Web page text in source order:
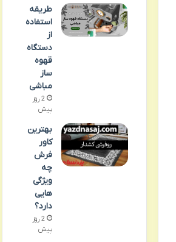
طریقه
استفاده
از
دستگاه
قهوه
ساز
مباشی
2 روز
پیش
بهترین
کاور
فرش
چه
ویژگی
هایی
دارد؟
2 روز
پیش